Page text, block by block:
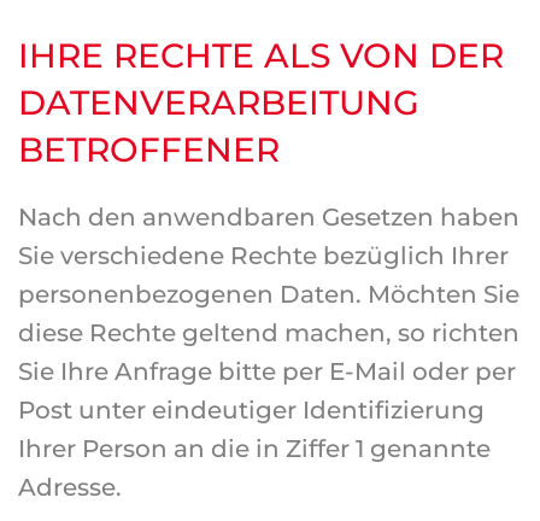
IHRE RECHTE ALS VON DER
DATENVERARBEITUNG
BETROFFENER
Nach den anwendbaren Gesetzen haben
Sie verschiedene Rechte bezüglich Ihrer
personenbezogenen Daten. Möchten Sie
diese Rechte geltend machen, so richten
Sie Ihre Anfrage bitte per E-Mail oder per
Post unter eindeutiger Identifizierung
Ihrer Person an die in Ziffer 1 genannte
Adresse.